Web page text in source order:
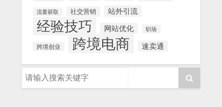
流量获取 社交营销 站外引流
经验技巧 网站优化 职场
跨境创业 跨境电商 速卖通